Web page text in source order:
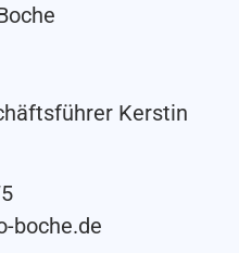
Kerstin
boche.de